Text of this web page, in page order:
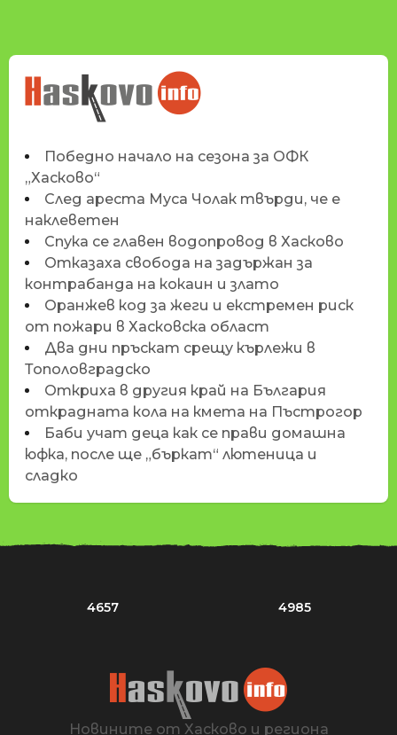
НОВИНИТЕ НА
HASKOVO.INFO
Победно начало на сезона за ОФК
„Хасково“
След ареста Муса Чолак твърди, че е
наклеветен
Спука се главен водопровод в Хасково
Отказаха свобода на задържан за
контрабанда на кокаин и злато
Оранжев код за жеги и екстремен риск
от пожари в Хасковска област
Два дни пръскат срещу кърлежи в
Тополовградско
Откриха в другия край на България
открадната кола на кмета на Пъстрогор
Баби учат деца как се прави домашна
юфка, после ще „бъркат“ лютеница и
сладко
4657 4985
Новините от Хасково и региона